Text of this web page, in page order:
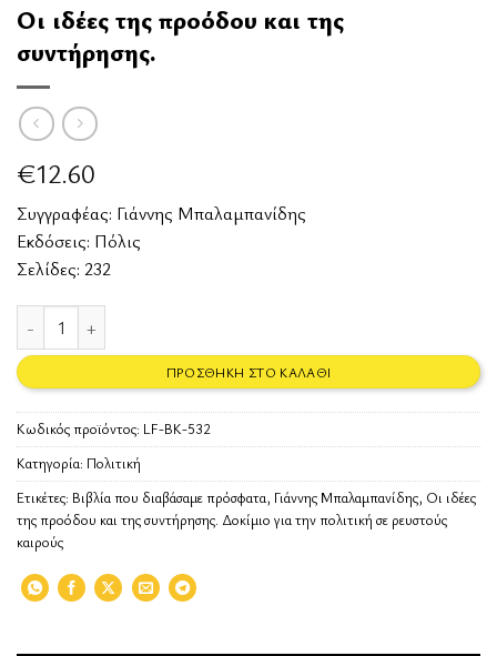
Οι ιδέες της προόδου και της
συντήρησης.
€12.60
Συγγραφέας: Γιάννης Μπαλαμπανίδης
Εκδόσεις: Πόλις
Σελίδες: 232
Οι ιδέες της προόδου και της συντήρησης. ποσότητα
ΠΡΟΣΘΉΚΗ ΣΤΟ ΚΑΛΆΘΙ
Κωδικός προϊόντος: LF-BK-532
Κατηγορία: Πολιτική
Ετικέτες: Βιβλία που διαβάσαμε πρόσφατα, Γιάννης Μπαλαμπανίδης, Οι ιδέες
της προόδου και της συντήρησης. Δοκίμιο για την πολιτική σε ρευστούς
καιρούς